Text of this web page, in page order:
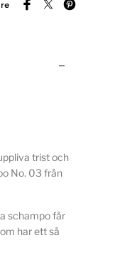
trist och
No. 03 från
schampo får
har ett så